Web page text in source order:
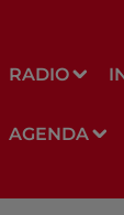
RADIO
AGENDA